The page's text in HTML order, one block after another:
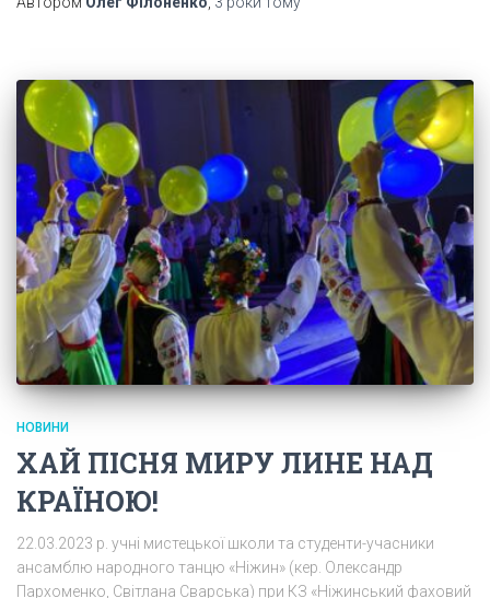
НОВИНИ
ХАЙ ПІСНЯ МИРУ ЛИНЕ НАД
КРАЇНОЮ!
22.03.2023 р. учні мистецької школи та студенти-учасники
ансамблю народного танцю «Ніжин» (кер. Олександр
Пархоменко, Світлана Сварська) при КЗ «Ніжинський фаховий